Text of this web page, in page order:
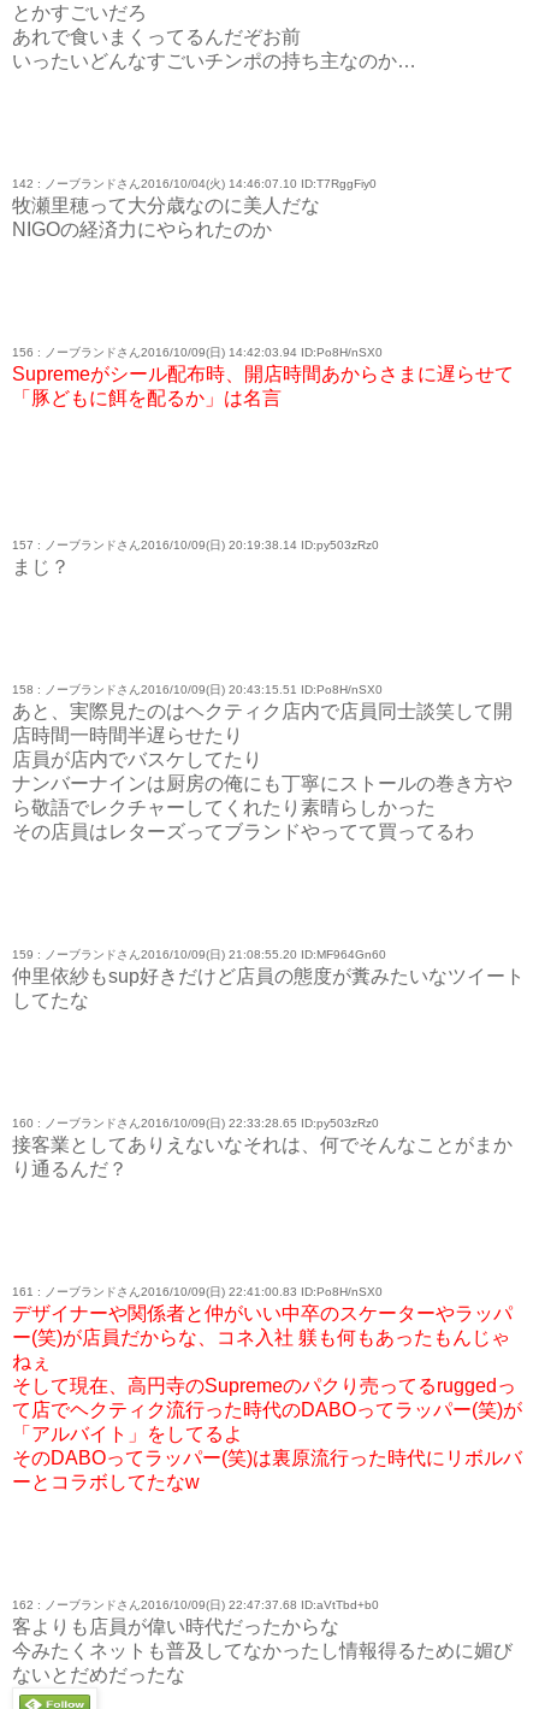
とかすごいだろ
あれで食いまくってるんだぞお前
いったいどんなすごいチンポの持ち主なのか…
142 : ノーブランドさん2016/10/04(火) 14:46:07.10 ID:T7RggFiy0
牧瀬里穂って大分歳なのに美人だな
NIGOの経済力にやられたのか
156 : ノーブランドさん2016/10/09(日) 14:42:03.94 ID:Po8H/nSX0
Supremeがシール配布時、開店時間あからさまに遅らせて
「豚どもに餌を配るか」は名言
157 : ノーブランドさん2016/10/09(日) 20:19:38.14 ID:py503zRz0
まじ？
158 : ノーブランドさん2016/10/09(日) 20:43:15.51 ID:Po8H/nSX0
あと、実際見たのはヘクティク店内で店員同士談笑して開
店時間一時間半遅らせたり
店員が店内でバスケしてたり
ナンバーナインは厨房の俺にも丁寧にストールの巻き方や
ら敬語でレクチャーしてくれたり素晴らしかった
その店員はレターズってブランドやってて買ってるわ
159 : ノーブランドさん2016/10/09(日) 21:08:55.20 ID:MF964Gn60
仲里依紗もsup好きだけど店員の態度が糞みたいなツイート
してたな
160 : ノーブランドさん2016/10/09(日) 22:33:28.65 ID:py503zRz0
接客業としてありえないなそれは、何でそんなことがまか
り通るんだ？
161 : ノーブランドさん2016/10/09(日) 22:41:00.83 ID:Po8H/nSX0
デザイナーや関係者と仲がいい中卒のスケーターやラッパ
ー(笑)が店員だからな、コネ入社 躾も何もあったもんじゃ
ねぇ
そして現在、高円寺のSupremeのパクり売ってるruggedっ
て店でヘクティク流行った時代のDABOってラッパー(笑)が
「アルバイト」をしてるよ
そのDABOってラッパー(笑)は裏原流行った時代にリボルバ
ーとコラボしてたなw
162 : ノーブランドさん2016/10/09(日) 22:47:37.68 ID:aVtTbd+b0
客よりも店員が偉い時代だったからな
今みたくネットも普及してなかったし情報得るために媚び
ないとだめだったな